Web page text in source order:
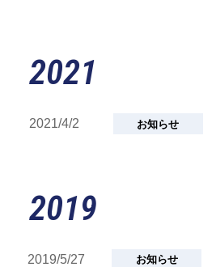
2021
2021/4/2 お知らせ
2019
2019/5/27 お知らせ